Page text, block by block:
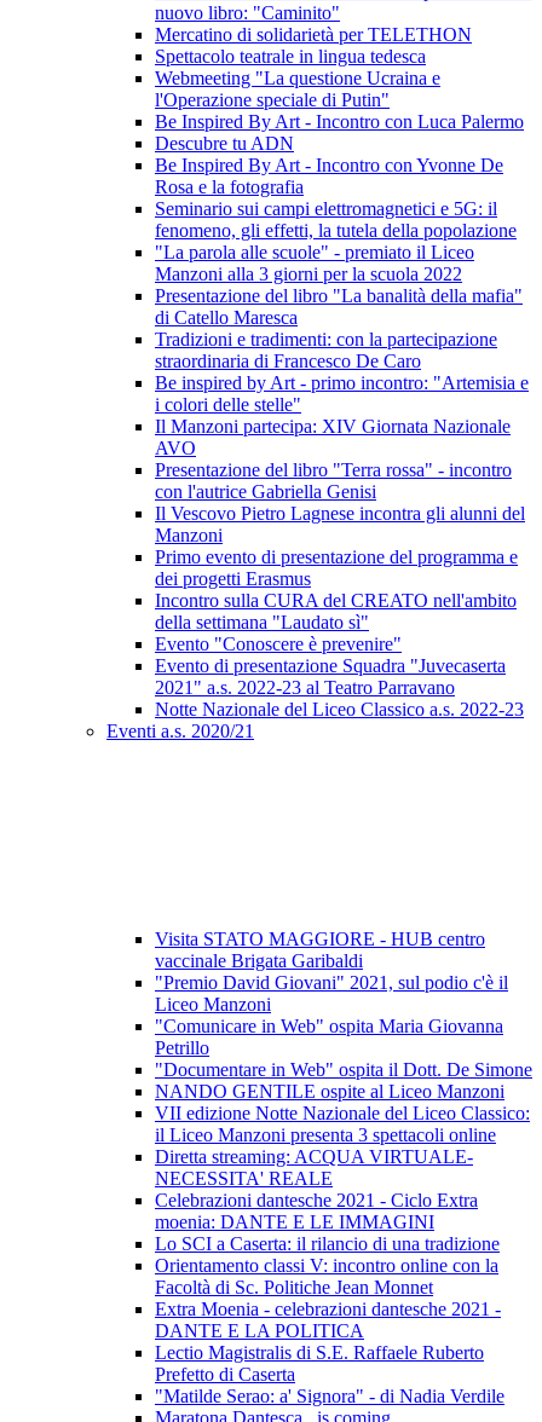
nuovo libro: "Caminito"
Mercatino di solidarietà per TELETHON
Spettacolo teatrale in lingua tedesca
Webmeeting "La questione Ucraina e
l'Operazione speciale di Putin"
Be Inspired By Art - Incontro con Luca Palermo
Descubre tu ADN
Be Inspired By Art - Incontro con Yvonne De
Rosa e la fotografia
Seminario sui campi elettromagnetici e 5G: il
fenomeno, gli effetti, la tutela della popolazione
"La parola alle scuole" - premiato il Liceo
Manzoni alla 3 giorni per la scuola 2022
Presentazione del libro "La banalità della mafia"
di Catello Maresca
Tradizioni e tradimenti: con la partecipazione
straordinaria di Francesco De Caro
Be inspired by Art - primo incontro: "Artemisia e
i colori delle stelle"
Il Manzoni partecipa: XIV Giornata Nazionale
AVO
Presentazione del libro "Terra rossa" - incontro
con l'autrice Gabriella Genisi
Il Vescovo Pietro Lagnese incontra gli alunni del
Manzoni
Primo evento di presentazione del programma e
dei progetti Erasmus
Incontro sulla CURA del CREATO nell'ambito
della settimana "Laudato sì"
Evento "Conoscere è prevenire"
Evento di presentazione Squadra "Juvecaserta
2021" a.s. 2022-23 al Teatro Parravano
Notte Nazionale del Liceo Classico a.s. 2022-23
Eventi a.s. 2020/21
Visita STATO MAGGIORE - HUB centro
vaccinale Brigata Garibaldi
"Premio David Giovani" 2021, sul podio c'è il
Liceo Manzoni
"Comunicare in Web" ospita Maria Giovanna
Petrillo
"Documentare in Web" ospita il Dott. De Simone
NANDO GENTILE ospite al Liceo Manzoni
VII edizione Notte Nazionale del Liceo Classico:
il Liceo Manzoni presenta 3 spettacoli online
Diretta streaming: ACQUA VIRTUALE-
NECESSITA' REALE
Celebrazioni dantesche 2021 - Ciclo Extra
moenia: DANTE E LE IMMAGINI
Lo SCI a Caserta: il rilancio di una tradizione
Orientamento classi V: incontro online con la
Facoltà di Sc. Politiche Jean Monnet
Extra Moenia - celebrazioni dantesche 2021 -
DANTE E LA POLITICA
Lectio Magistralis di S.E. Raffaele Ruberto
Prefetto di Caserta
"Matilde Serao: a' Signora" - di Nadia Verdile